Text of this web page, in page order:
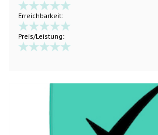
Erreichbarkeit:
Preis/Leistung: